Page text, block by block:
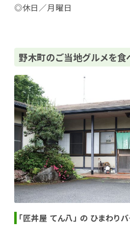
◎休日／月曜日
野木町のご当地グルメを食
「匠丼屋 てん八」 の ひまわり